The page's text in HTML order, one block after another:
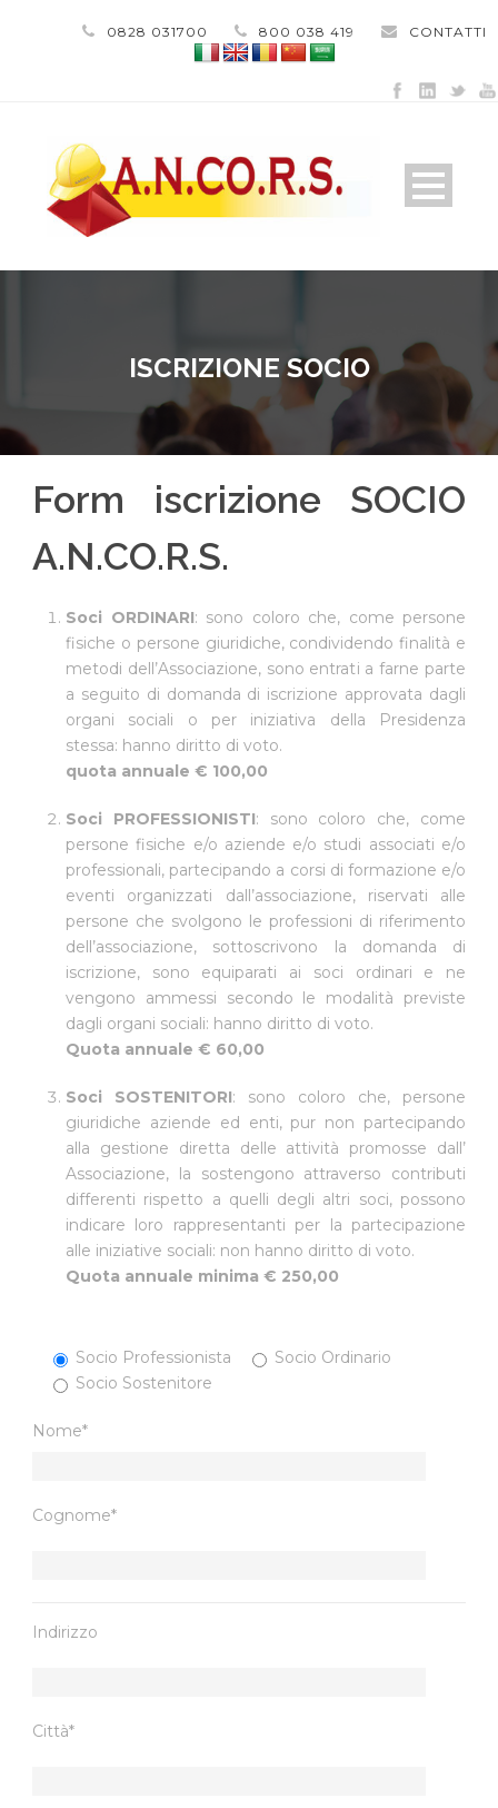
0828 031700 800 038 419 CONTATTI
ISCRIZIONE SOCIO
Form iscrizione SOCIO
A.N.CO.R.S.
Soci ORDINARI: sono coloro che, come persone
fisiche o persone giuridiche, condividendo finalità e
metodi dell’Associazione, sono entrati a farne parte
a seguito di domanda di iscrizione approvata dagli
organi sociali o per iniziativa della Presidenza
stessa: hanno diritto di voto.
quota annuale € 100,00
Soci PROFESSIONISTI: sono coloro che, come
persone fisiche e/o aziende e/o studi associati e/o
professionali, partecipando a corsi di formazione e/o
eventi organizzati dall’associazione, riservati alle
persone che svolgono le professioni di riferimento
dell’associazione, sottoscrivono la domanda di
iscrizione, sono equiparati ai soci ordinari e ne
vengono ammessi secondo le modalità previste
dagli organi sociali: hanno diritto di voto.
Quota annuale € 60,00
Soci SOSTENITORI: sono coloro che, persone
giuridiche aziende ed enti, pur non partecipando
alla gestione diretta delle attività promosse dall’
Associazione, la sostengono attraverso contributi
differenti rispetto a quelli degli altri soci, possono
indicare loro rappresentanti per la partecipazione
alle iniziative sociali: non hanno diritto di voto.
Quota annuale minima € 250,00
Socio Professionista
Socio Ordinario
Socio Sostenitore
Nome*
Cognome*
Indirizzo
Città*